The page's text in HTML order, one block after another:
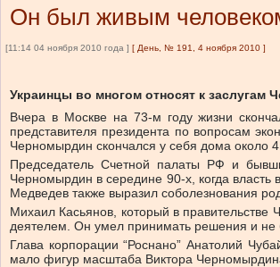
Он был живым
[11:14 04 ноября 2010 года ] [ День, № 191, 4 ноября 2010 ]
Украинцы во многом относят к
Вчера в Москве на 73-м году жизни
представителя президента по вопросам
Черномырдин скончался у себя дома около
Председатель Счетной палаты РФ и
Черномырдин в середине 90-х, когда власть
Медведев также выразил соболезнования
Михаил Касьянов, который в
деятелем. Он умел принимать решения и не
Глава корпорации “Роснано” Анатолий
мало фигур масштаба Виктора